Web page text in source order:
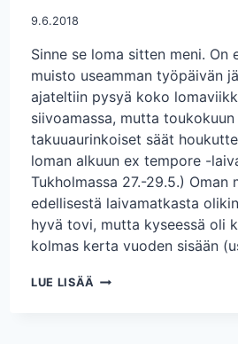
9.6.2018
Sinne se loma sitten meni. On
muisto useamman työpäivän
ajateltiin pysyä koko
siivoamassa, mutta toukokuun
takuuaurinkoiset säät
loman alkuun ex tempore -
Tukholmassa 27.-29.5.) Oman
edellisestä laivamatkasta
hyvä tovi, mutta kyseessä oli
kolmas kerta vuoden sisään
LUE LISÄÄ LOMAJUTTUJA